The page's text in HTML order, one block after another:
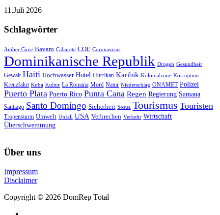
11.Juli 2026
Schlagwörter
Amber Cove Bavaro Cabarete COE Coronavirus
Dominikanische Republik Drogen Gesundheit
Gewalt Haiti Hochwasser Hotel Hurrikan Karibik Kolonialzone Korruption
Kreuzfahrt Kuba Kultur La Romana Mord Natur Niederschlag ONAMET Polizei
Puerto Plata Puerto Rico Punta Cana Regen Regierung Samana
Santiago Santo Domingo Sicherheit Sosua Tourismus Touristen
Tropensturm Umwelt Unfall USA Verbrechen Verkehr Wirtschaft
Überschwemmung
Über uns
Impressum
Disclaimer
Copyright © 2026 DomRep Total